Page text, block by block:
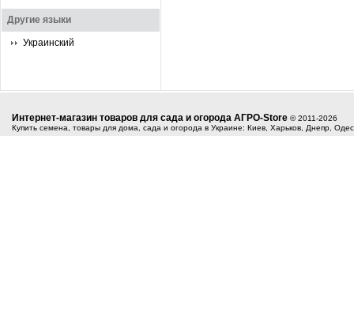
Другие языки
Украинский
Интернет-магазин товаров для сада и огорода АГРО-Store © 2011-2026
Купить семена, товары для дома, сада и огорода в Украине: Киев, Харьков, Днепр,